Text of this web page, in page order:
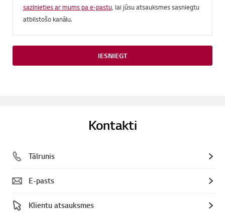
sazinieties ar mums pa e-pastu, lai jūsu atsauksmes sasniegtu
atbilstošo kanālu.
IESNIEGT
Kontakti
Tālrunis
E-pasts
Klientu atsauksmes